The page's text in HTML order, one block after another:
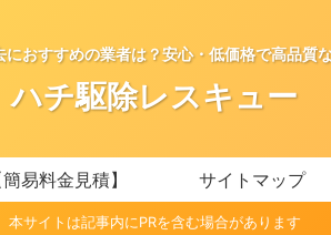
におすすめの業者は？安心・低価格で高品質
ハチ駆除レスキュー
簡易料金見積】 サイトマップ
本サイトは記事内にPRを含む場合があります